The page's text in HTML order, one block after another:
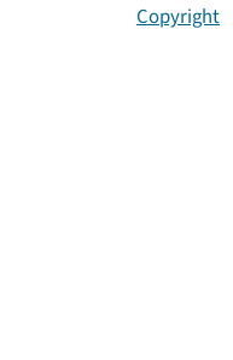
Copyright